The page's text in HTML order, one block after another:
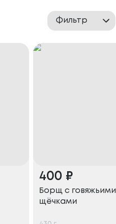
Фильтр
400 ₽
Борщ с говяжьими
щёчками